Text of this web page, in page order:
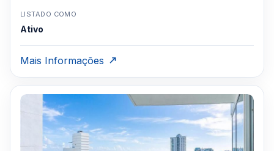
LISTADO COMO
Ativo
Mais Informações